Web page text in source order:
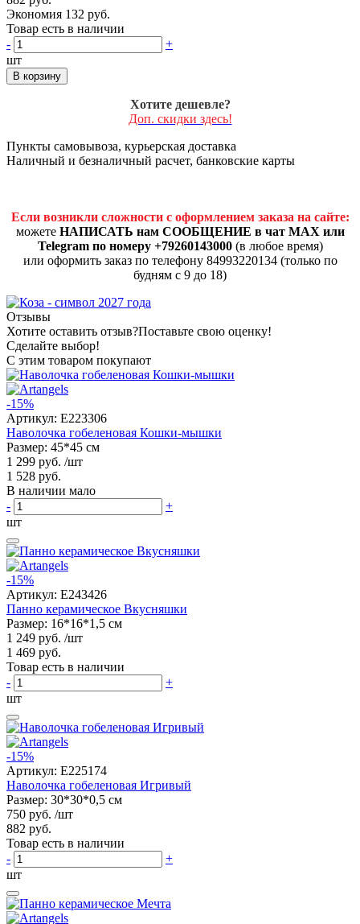
Экономия 132 руб.
Товар есть в наличии
-
+
шт
В корзину
Хотите дешевле?
Доп. скидки здесь!
Пункты самовывоза, курьерская доставка
Наличный и безналичный расчет, банковские карты
Если возникли сложности с оформлением заказа на сайте:
можете НАПИСАТЬ нам СООБЩЕНИЕ в чат MAX или
Telegram по номеру +79260143000(в любое время)
или оформить заказ по телефону 84993220134 (только по
будням с 9 до 18)
Отзывы
Хотите оставить отзыв?Поставьте свою оценку!
Сделайте выбор!
С этим товаром покупают
-15%
Артикул: E223306
Наволочка гобеленовая Кошки-мышки
Размер: 45*45 см
1 299 руб. /шт
1 528 руб.
В наличии мало
-
+
шт
-15%
Артикул: E243426
Панно керамическое Вкусняшки
Размер: 16*16*1,5 см
1 249 руб. /шт
1 469 руб.
Товар есть в наличии
-
+
шт
-15%
Артикул: E225174
Наволочка гобеленовая Игривый
Размер: 30*30*0,5 см
750 руб. /шт
882 руб.
Товар есть в наличии
-
+
шт